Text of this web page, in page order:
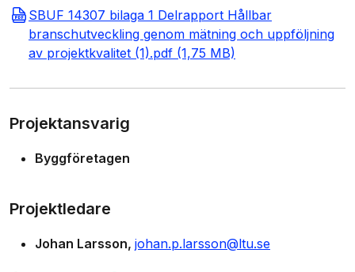
SBUF 14307 bilaga 1 Delrapport Hållbar
branschutveckling genom mätning och uppföljning
av projektkvalitet (1).pdf (1,75 MB)
Projektansvarig
Byggföretagen
Projektledare
Johan Larsson johan.p.larsson@ltu.se